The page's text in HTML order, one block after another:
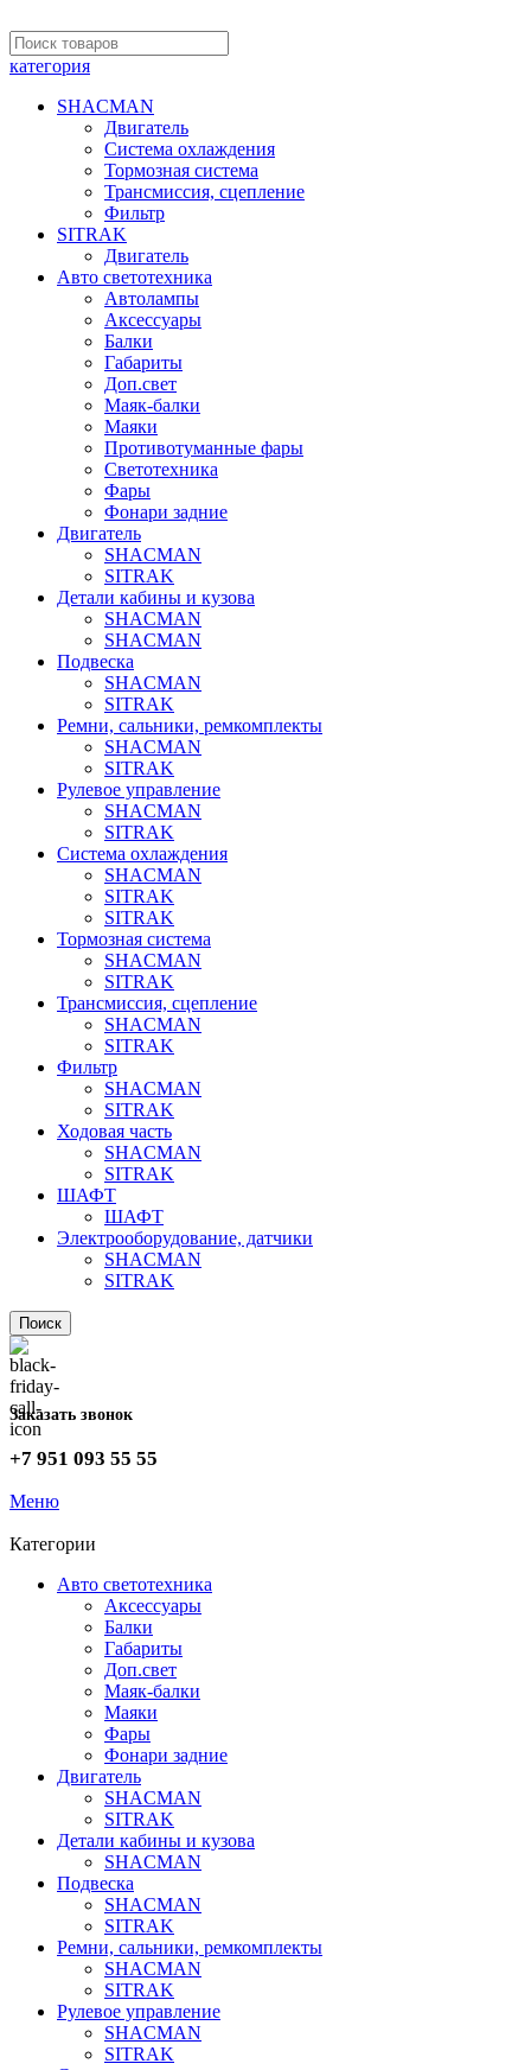
категория
SHACMAN
Двигатель
Система охлаждения
Тормозная система
Трансмиссия, сцепление
Фильтр
SITRAK
Двигатель
Авто светотехника
Автолампы
Аксессуары
Балки
Габариты
Доп.свет
Маяк-балки
Маяки
Противотуманные фары
Светотехника
Фары
Фонари задние
Двигатель
SHACMAN
SITRAK
Детали кабины и кузова
SHACMAN
SHACMAN
Подвеска
SHACMAN
SITRAK
Ремни, сальники, ремкомплекты
SHACMAN
SITRAK
Рулевое управление
SHACMAN
SITRAK
Система охлаждения
SHACMAN
SITRAK
SITRAK
Тормозная система
SHACMAN
SITRAK
Трансмиссия, сцепление
SHACMAN
SITRAK
Фильтр
SHACMAN
SITRAK
Ходовая часть
SHACMAN
SITRAK
ШАФТ
ШАФТ
Электрооборудование, датчики
SHACMAN
SITRAK
Поиск
Заказать звонок
+7 951 093 55 55
Меню
Категории
Авто светотехника
Аксессуары
Балки
Габариты
Доп.свет
Маяк-балки
Маяки
Фары
Фонари задние
Двигатель
SHACMAN
SITRAK
Детали кабины и кузова
SHACMAN
Подвеска
SHACMAN
SITRAK
Ремни, сальники, ремкомплекты
SHACMAN
SITRAK
Рулевое управление
SHACMAN
SITRAK